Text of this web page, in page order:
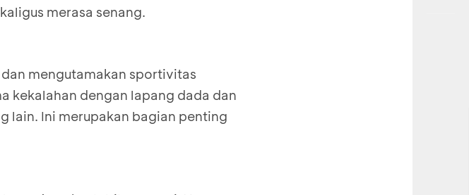
merasa senang.
mengutamakan sportivitas
kekalahan dengan lapang dada dan
lain. Ini merupakan bagian penting